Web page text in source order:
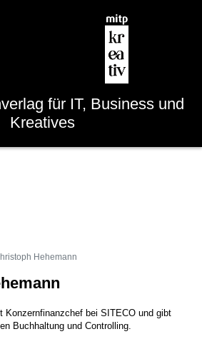
für IT, Business und
Kreatives
Hehemann
Konzernfinanzchef bei SITECO und gibt
Buchhaltung und Controlling.